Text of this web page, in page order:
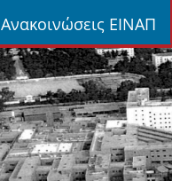
Ανακοινώσεις ΕΙΝΑΠ